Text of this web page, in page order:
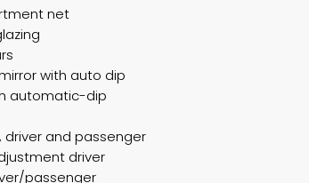
net
with auto dip
automatic-dip
driver and passenger
driver
passenger